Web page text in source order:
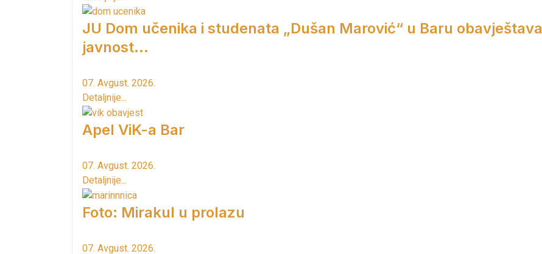
JU Dom učenika i studenata „Dušan Marović“ u Baru obavještava
javnost...
07. Avgust. 2026.
Detaljnije...
Apel ViK-a Bar
07. Avgust. 2026.
Detaljnije...
Foto: Mirakul u prolazu
07. Avgust. 2026.